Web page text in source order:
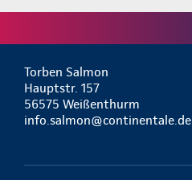
Torben Salmon
Hauptstr. 157
56575 Weißenthurm
info.salmon@continentale.de